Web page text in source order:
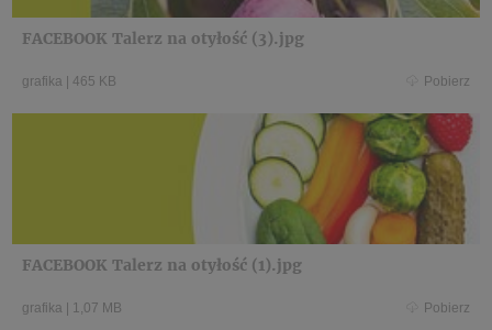
FACEBOOK Talerz na otyłość (3).jpg
grafika 465 KB Pobierz
FACEBOOK Talerz na otyłość (1).jpg
grafika 1,07 MB Pobierz